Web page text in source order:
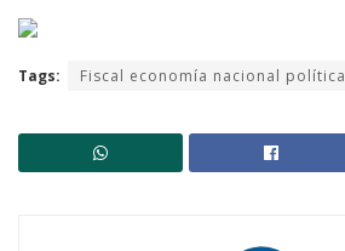
Tags: Fiscal economía nacional política